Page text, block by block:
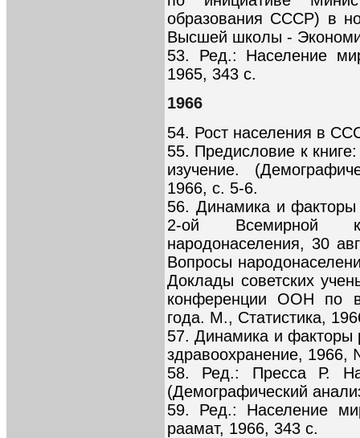
образования СССР) в
Высшей школы -
53. Ред.: Население
1965, 343 с.
1966
54. Рост населения в
55. Предисловие к
изучение.
1966, с. 5-6.
56. Динамика и
2-ой Всемирной
народонаселения, 30
Вопросы
Доклады советских
конференции ООН по
года. М., Статистика,
57. Динамика и факторы
здравоохранение,
58. Ред.: Пресса Р.
(Демографический
59. Ред.: Население
раамат, 1966, 343 с.